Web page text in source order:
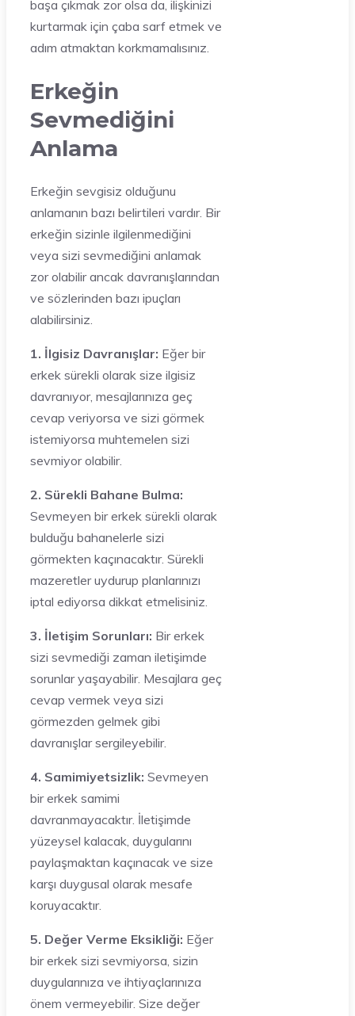
başa çıkmak zor olsa da, ilişkinizi
kurtarmak için çaba sarf etmek ve
adım atmaktan korkmamalısınız.
Erkeğin
Sevmediğini
Anlama
Erkeğin sevgisiz olduğunu
anlamanın bazı belirtileri vardır. Bir
erkeğin sizinle ilgilenmediğini
veya sizi sevmediğini anlamak
zor olabilir ancak davranışlarından
ve sözlerinden bazı ipuçları
alabilirsiniz.
1. İlgisiz Davranışlar: Eğer bir
erkek sürekli olarak size ilgisiz
davranıyor, mesajlarınıza geç
cevap veriyorsa ve sizi görmek
istemiyorsa muhtemelen sizi
sevmiyor olabilir.
2. Sürekli Bahane Bulma:
Sevmeyen bir erkek sürekli olarak
bulduğu bahanelerle sizi
görmekten kaçınacaktır. Sürekli
mazeretler uydurup planlarınızı
iptal ediyorsa dikkat etmelisiniz.
3. İletişim Sorunları: Bir erkek
sizi sevmediği zaman iletişimde
sorunlar yaşayabilir. Mesajlara geç
cevap vermek veya sizi
görmezden gelmek gibi
davranışlar sergileyebilir.
4. Samimiyetsizlik: Sevmeyen
bir erkek samimi
davranmayacaktır. İletişimde
yüzeysel kalacak, duygularını
paylaşmaktan kaçınacak ve size
karşı duygusal olarak mesafe
koruyacaktır.
5. Değer Verme Eksikliği: Eğer
bir erkek sizi sevmiyorsa, sizin
duygularınıza ve ihtiyaçlarınıza
önem vermeyebilir. Size değer